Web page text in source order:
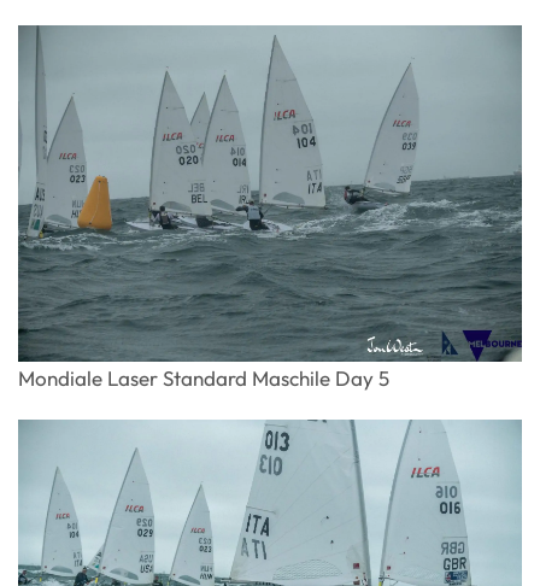
Mondiale Laser Standard Maschile Day 5